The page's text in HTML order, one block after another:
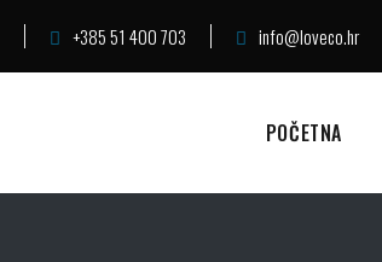
+385 51 400 703 info@loveco.hr
POČETNA